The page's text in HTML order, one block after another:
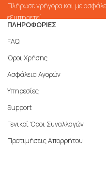
Πλήρωσε γρήγορα και με
εξυπηρετεί
ΠΛΗΡΟΦΟΡΙΕΣ
FAQ
Όροι Χρήσης
Ασφάλεια Αγορών
Υπηρεσίες
Support
Γενικοί Όροι Συναλλαγών
Προτιμήσεις Απορρήτου